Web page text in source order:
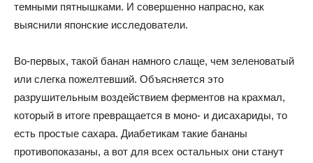
темными пятнышками. И совершенно напрасно, как
выяснили японские исследователи.
Во-первых, такой банан намного слаще, чем зеленоватый
или слегка пожелтевший. Объясняется это
разрушительным воздействием ферментов на крахмал,
который в итоге превращается в моно- и дисахариды, то
есть простые сахара. Диабетикам такие бананы
противопоказаны, а вот для всех остальных они станут